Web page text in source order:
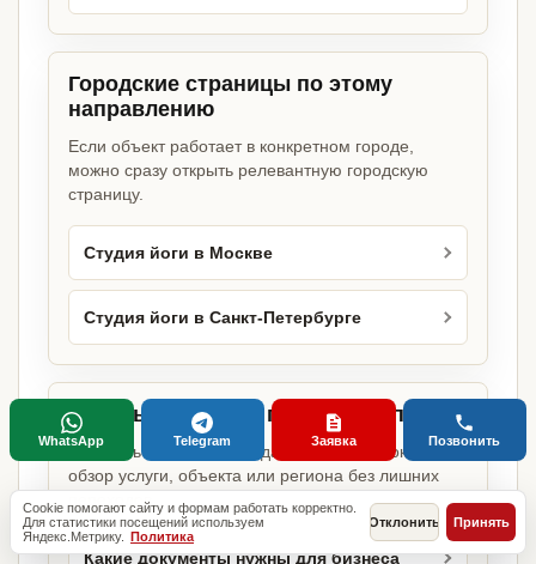
Городские страницы по этому
направлению
Если объект работает в конкретном городе,
можно сразу открыть релевантную городскую
страницу.
Студия йоги в Москве
Студия йоги в Санкт-Петербурге
Базовые разделы по этому запросу
Родительские страницы дают более широкий
обзор услуги, объекта или региона без лишних
переходов.
Какие документы нужны для бизнеса
Cookie помогают сайту и формам работать корректно.
Для статистики посещений используем
Яндекс.Метрику. Политика
Отклонить Принять
WhatsApp Telegram Заявка Позвонить